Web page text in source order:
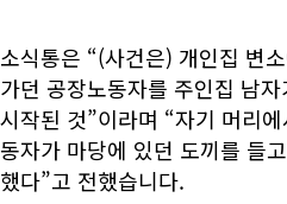
소식통은 “(사건은) 개인집 변
가던 공장노동자를 주인집 남
시작된 것”이라며 “자기 머리
동자가 마당에 있던 도끼를 들
했다”고 전했습니다.